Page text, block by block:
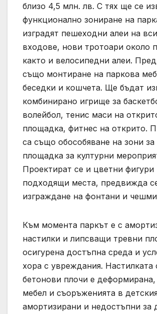
близо 4,5 млн. лв. С тях ще се
функционално зониране на
изградят пешеходни алеи на
входове, нови тротоари около
както и велосипедни алеи.
също монтиране на паркова
беседки и кошчета. Ще бъдат
комбинирано игрище за
волейбол, тенис маси на
площадка, фитнес на открито.
са също обособяване на зони
площадка за културни
Проектират се и цветни фигури
подходящи места, предвижда
изграждане на фонтани и
Към момента паркът е с
настилки и липсващи тревни
осигурена достъпна среда и
хора с увреждания. Настилката
бетонови плочи е деформирана,
мебел и съоръженията в
амортизирани и недостъпни за